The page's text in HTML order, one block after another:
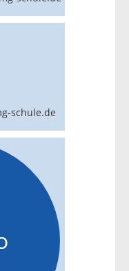
schule.de